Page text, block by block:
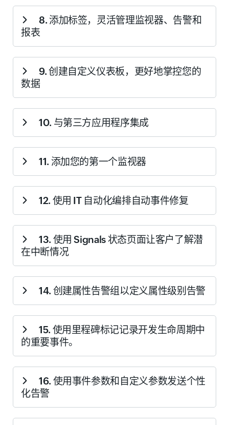
组进行告警和报表管理时，将显示此提示。
允许您根据地理位置、功能、拓扑、所有权或业务应用程
序，智能组织客户账户中的受监控资源。了解如何创建监
视器组。可视化业务应用程序的正常运行时间和性能，在
组下添加最多五层子组，并将监视器组用作管理操作的筛
选器。当客户账户中只有默认或系统生成的组时，将显示
此提示。
8. 添加标签，灵活管理监视器、告警和
报表
让您发现标签这一智能方式，通过添加简单名称-值对形式
的自定义元数据并将其与相关资源关联，对客户账户中的
监视器、相关告警或报表进行排序和管理。
标签。当客户账户中未使用标签或仅使用系统生成的标签
时，将显示此提示。
9. 创建自定义仪表板，更好地掌控您的
数据
允许您创建独特的自定义仪表板，也可作为客户的
NOC，帮助您在中断期间制定更好的运营策略。
创建自定义仪表板。当客户账户中未创建自定义仪表板
时，将显示此提示。
10. 与第三方应用程序集成
帮助您找到将客户账户告警与您已使用的热门生产力和事
件管理软件智能集成的方法。了解所有可用于集成的第三
方应用程序。当客户账户中未发现集成时，将显示此提
示。
11. 添加您的第一个监视器
引导您进入客户账户的监视器设置表单，成功配置后，您
可以立即开始跟踪客户网站、应用程序或服务器的正常运
行时间和关键性能指标。了解如何添加监视器。当客户账
户中未设置任何监视器时，将显示此提示。
12. 使用 IT 自动化编排自动事件修复
帮助您通过运行手册自动化（RBA）工作流协调和集成工
具、人员、流程等，加快部署速度，从而减少因手动流程
和人为错误导致的宕机时间。
容。当账户中未使用 IT 自动化配置文件时，将显示此提
示。
13. 使用 Signals 状态页面让客户了解潜
在中断情况
帮助您在服务中断和计划维护期间让客户及时了解情况。
您可以在 Signals 中发布最多 10 个状态页面，通过公开链
接或电子邮件持续通知客户有关事件的情况，从而赢得他
们的信任。了解如何设置 Signals。
14. 创建属性告警组以定义属性级别告警
允许您通过创建属性告警组并将其与用户告警组关联，来
微调用户告警策略。属性告警组根据您定义的监视器属性
阈值突破，向用户触发智能告警。了解如何设置
组。
15. 使用里程碑标记记录开发生命周期中
的重要事件。
帮助您发现里程碑标记功能，该功能可用于记录构建部
署、产品更新、功能增强和基础设施升级等重要事件。了
解如何使用里程碑标记
16. 使用事件参数和自定义参数发送个性
化告警
允许您使用事件参数和全局参数自定义电子邮件告警模